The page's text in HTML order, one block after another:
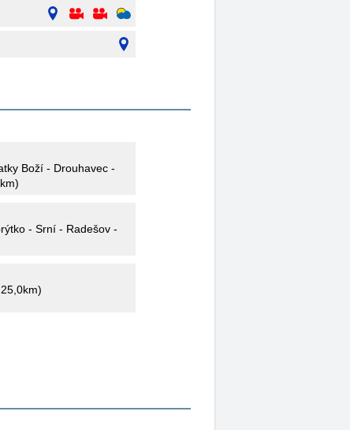
Boží - Drouhavec -
- Srní - Radešov -